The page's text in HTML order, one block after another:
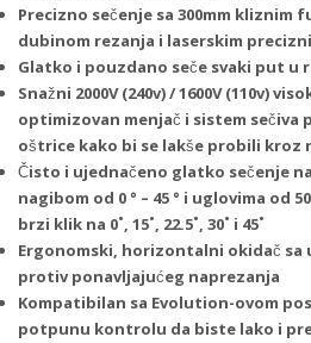
Precizno sečenje sa 300mm kliznim
dubinom rezanja i laserskim
Glatko i pouzdano seče svaki put u
Snažni 2000V (240v) / 1600V (110v)
optimizovan menjač i sistem sečiva
oštrice kako bi se lakše probili kroz
Čisto i ujednačeno glatko sečenje
nagibom od 0 ° – 45 ° i uglovima od
brzi klik na 0˚, 15˚, 22.5˚, 30˚ i 45˚
Ergonomski, horizontalni okidač sa
protiv ponavljajućeg naprezanja
Kompatibilan sa Evolution-ovom
potpunu kontrolu da biste lako i